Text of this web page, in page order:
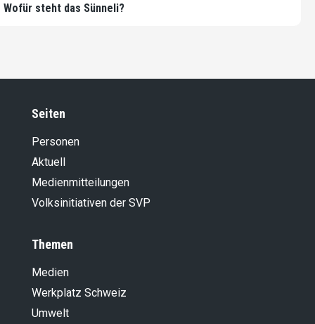
Wofür steht das Sünneli?
Seiten
Personen
Aktuell
Medienmitteilungen
Volksinitiativen der SVP
Themen
Medien
Werkplatz Schweiz
Umwelt